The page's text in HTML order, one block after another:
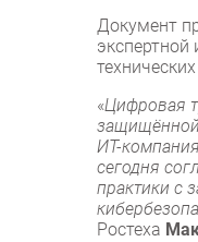
Документ
«Цифровая
защищённой
ИТ-
сегодня
практики с
Ростеха